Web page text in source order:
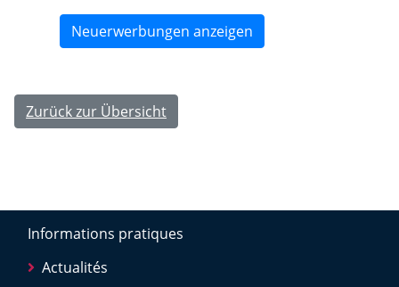
Zurück zur Übersicht
Informations pratiques
Actualités